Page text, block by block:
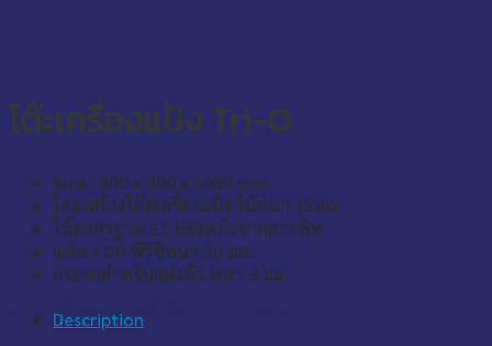
โต๊ะเครื่องแป้ง Tri-O
Size : 600 x 400 x 1650 mm.
โครงสร้างโต๊ะเครื่องแป้ง ไม้หนา 15มม.
ไม้มาตรฐาน E1 ปลอดภัยจากสารพิษ
แผ่น TOP พีวีซีหนา 30 มม.
กระจกสำหรับแต่งตัว หนา 3 มม.
*ราคานี้เฉพาะเมื่อสั่งซื้อบนเว็บไซต์เท่านั้น
Description